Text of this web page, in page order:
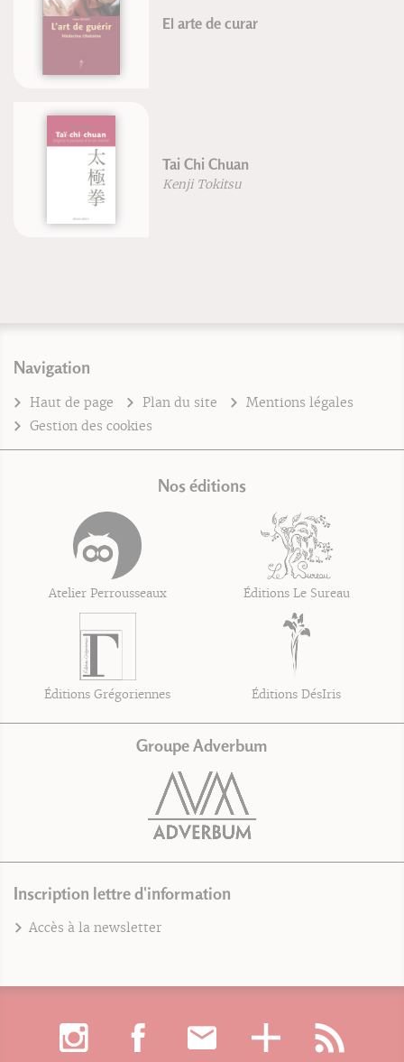
El arte de curar
Tai Chi Chuan
Kenji Tokitsu
Navigation
Haut de page Plan du site
Mentions légales
Gestion des cookies
Nos éditions
Atelier Perrousseaux Éditions Le Sureau
Éditions Grégoriennes Éditions DésIris
Groupe Adverbum
Inscription lettre d'information
Accès à la newsletter